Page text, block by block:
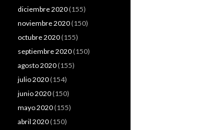
diciembre 2020 (155)
noviembre 2020 (150)
octubre 2020 (155)
septiembre 2020 (150)
agosto 2020 (155)
julio 2020 (154)
junio 2020 (150)
mayo 2020 (155)
abril 2020 (150)